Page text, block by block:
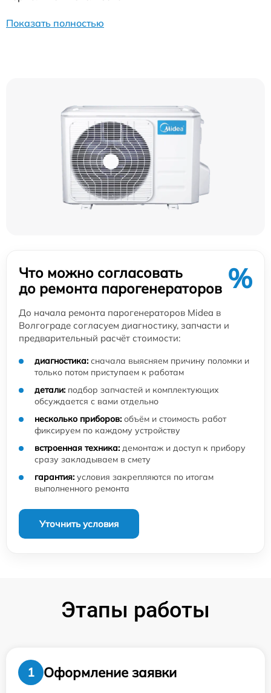
Показать полностью
Что можно согласовать
до ремонта парогенераторов %
До начала ремонта парогенераторов Midea в
Волгограде согласуем диагностику, запчасти и
предварительный расчёт стоимости:
диагностика: сначала выясняем причину поломки и
только потом приступаем к работам
детали: подбор запчастей и комплектующих
обсуждается с вами отдельно
несколько приборов: объём и стоимость работ
фиксируем по каждому устройству
встроенная техника: демонтаж и доступ к прибору
сразу закладываем в смету
гарантия: условия закрепляются по итогам
выполненного ремонта
Уточнить условия
Этапы работы
1
Оформление заявки